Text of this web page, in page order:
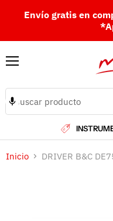
Envío gratis en
Inicio DRIVER B&C